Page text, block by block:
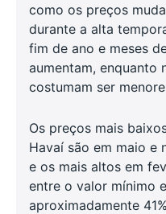
como os preços
durante a alta
fim de ano e meses
aumentam, enquanto
costumam ser
Os preços mais
Havaí são em maio e
e os mais altos em
entre o valor mínimo
aproximadamente